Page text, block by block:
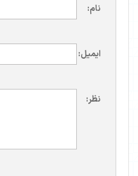
نام:
ایمیل:
نظر: